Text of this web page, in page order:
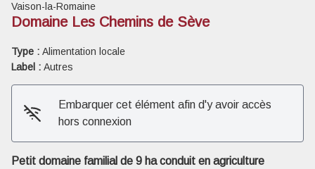
Vaison-la-Romaine
Domaine Les Chemins de Sève
Type : Alimentation locale
Label : Autres
Embarquer cet élément afin d'y avoir accès
hors connexion
Petit domaine familial de 9 ha conduit en agriculture